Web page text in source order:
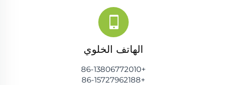
الهاتف الخلوي
+86-13806772010
+86-15727962188